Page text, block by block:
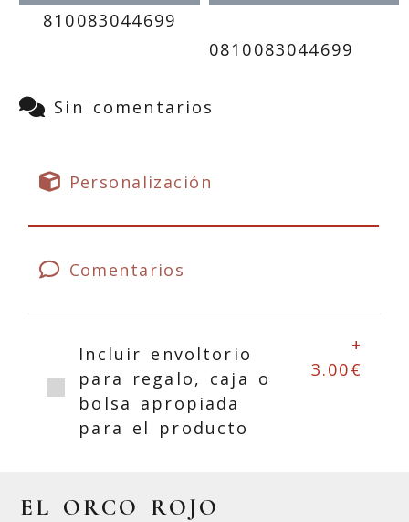
810083044699
0810083044699
Sin comentarios
Personalización
Comentarios
Incluir envoltorio
para regalo, caja o
bolsa apropiada
para el producto
+
3.00€
EL ORCO ROJO